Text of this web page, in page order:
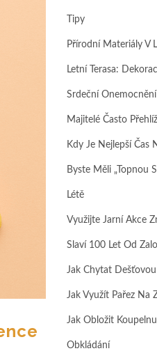
Tipy
Přírodní Materiály V
Letní Terasa:
Srdeční
Majitelé Často
Kdy Je Nejlepší Čas
Byste Měli „topnou
Létě
Využijte Jarní Akce
Slaví 100 Let Od
Jak Chytat Dešťovou
Jak Využít Pařez Na
Jak Obložit
Obkládání